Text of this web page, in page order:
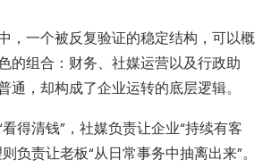
，一个被反复验证的稳定结构，可以概
的组合：财务、社媒运营以及行政助
通，却构成了企业运转的底层逻辑。
得清钱”，社媒负责让企业“持续有客
负责让老板“从日常事务中抽离出来”。